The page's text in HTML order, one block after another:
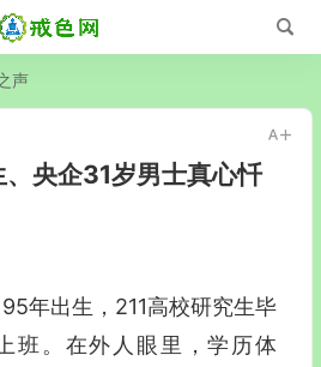
声
央企31岁男士真心忏
年出生，211高校研究生毕
班。在外人眼里，学历体